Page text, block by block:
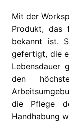
Mit der
Produkt, das
bekannt ist.
gefertigt, die
Lebensdauer
den
die Pflege
Handhabung